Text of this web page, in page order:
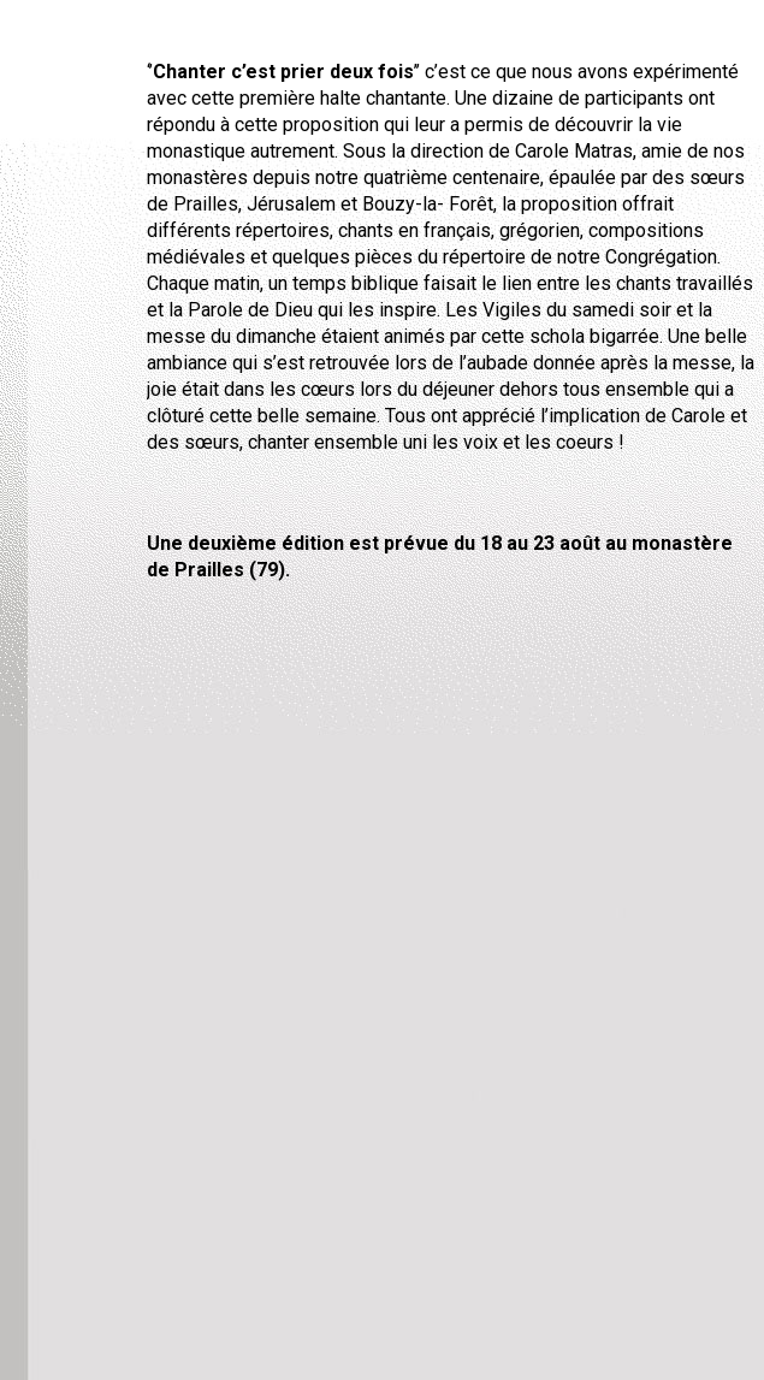
‘’Chanter c’est prier deux fois’’ c’est ce que nous avons expérimenté
avec cette première halte chantante. Une dizaine de participants ont
répondu à cette proposition qui leur a permis de découvrir la vie
monastique autrement. Sous la direction de Carole Matras, amie de nos
monastères depuis notre quatrième centenaire, épaulée par des sœurs
de Prailles, Jérusalem et Bouzy-la- Forêt, la proposition offrait
différents répertoires, chants en français, grégorien, compositions
médiévales et quelques pièces du répertoire de notre Congrégation.
Chaque matin, un temps biblique faisait le lien entre les chants travaillés
et la Parole de Dieu qui les inspire. Les Vigiles du samedi soir et la
messe du dimanche étaient animés par cette schola bigarrée. Une belle
ambiance qui s’est retrouvée lors de l’aubade donnée après la messe, la
joie était dans les cœurs lors du déjeuner dehors tous ensemble qui a
clôturé cette belle semaine. Tous ont apprécié l’implication de Carole et
des sœurs, chanter ensemble uni les voix et les coeurs !
Une deuxième édition est prévue du 18 au 23 août au monastère
de Prailles (79).